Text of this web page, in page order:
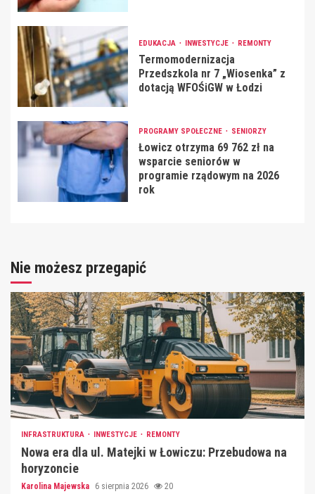
EDUKACJA INWESTYCJE REMONTY
Termomodernizacja
Przedszkola nr 7 „Wiosenka” z
dotacją WFOŚiGW w Łodzi
PROGRAMY SPOŁECZNE SENIORZY
Łowicz otrzyma 69 762 zł na
wsparcie seniorów w
programie rządowym na 2026
rok
Nie możesz przegapić
INFRASTRUKTURA INWESTYCJE REMONTY
Nowa era dla ul. Matejki w Łowiczu: Przebudowa na
horyzoncie
Karolina Majewska 6 sierpnia 2026 20